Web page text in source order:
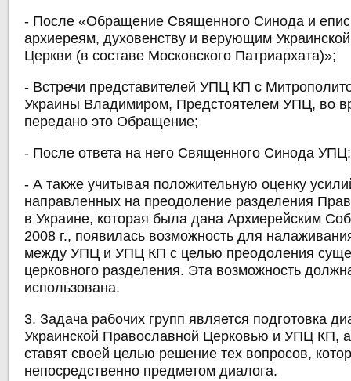
- После «Обращение Священного Синода и
архиереям, духовенству и верующим
Церкви (в составе Московского Патриархата)»;
- Встречи представителей УПЦ КП с
Украины Владимиром, Предстоятелем УПЦ, во
передано это Обращение;
- После ответа на него Священного Синода УПЦ;
- А также учитывая положительную оценку
направленных на преодоление разделения
в Украине, которая была дана Архиерейским
2008 г., появилась возможность для
между УПЦ и УПЦ КП с целью преодоления
церковного разделения. Эта возможность
использована.
3. Задача рабочих групп является подготовка
Украинской Православной Церковью и УПЦ КП,
ставят своей целью решение тех вопросов,
непосредственно предметом диалога.